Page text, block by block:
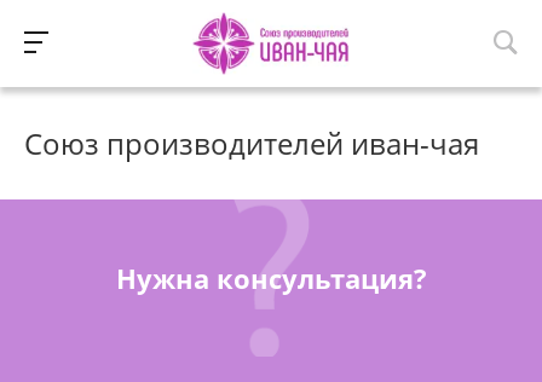
Союз производителей иван-чая
Нужна консультация?